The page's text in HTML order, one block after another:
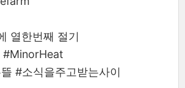
열한번째 절기
#MinorHeat
#소식을주고받는사이